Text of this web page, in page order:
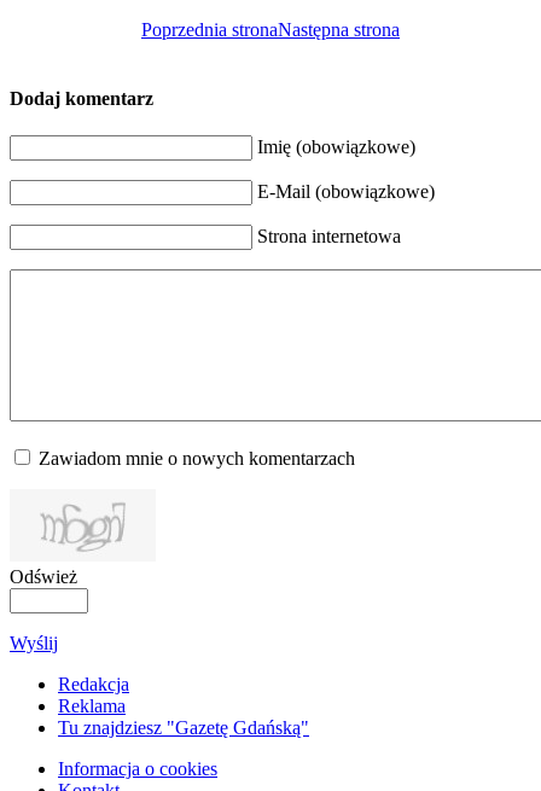
Poprzednia stronaNastępna strona
Dodaj komentarz
Imię (obowiązkowe)
E-Mail (obowiązkowe)
Strona internetowa
Zawiadom mnie o nowych komentarzach
Odśwież
Wyślij
Redakcja
Reklama
Tu znajdziesz "Gazetę Gdańską"
Informacja o cookies